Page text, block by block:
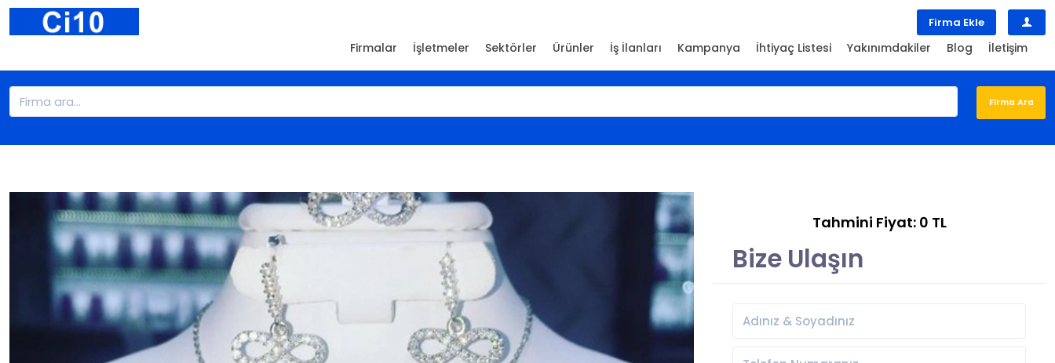
Firma Ekle
Firmalar İşletmeler Sektörler Ürünler İş İlanları Kampanya İhtiyaç Listesi Yakınımdakiler Blog İletişim
Tahmini Fiyat: 0 TL
Bize Ulaşın